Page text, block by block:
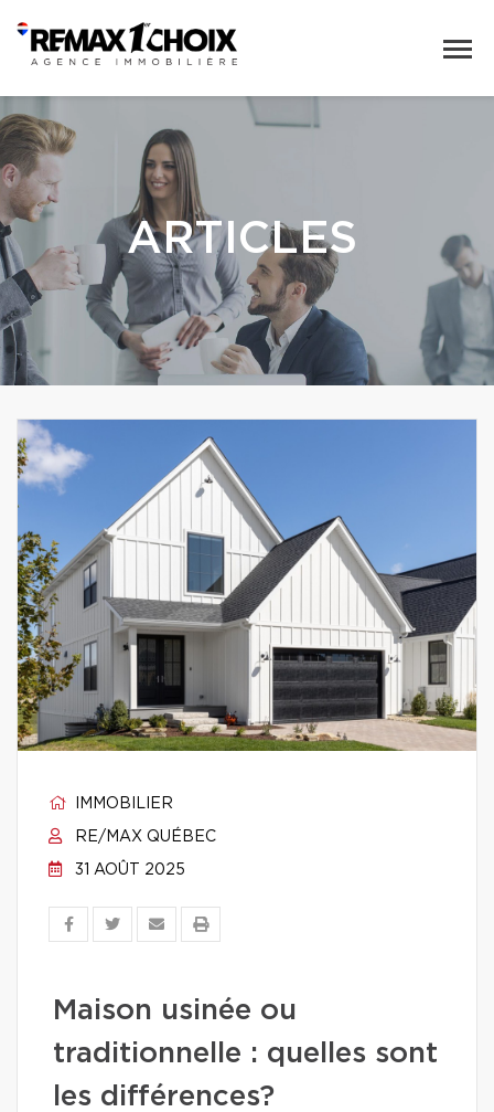
ARTICLES
IMMOBILIER
RE/MAX QUÉBEC
31 AOÛT 2025
Maison usinée ou
traditionnelle : quelles sont
les différences?